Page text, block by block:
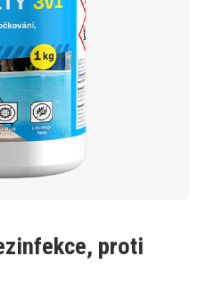
proti